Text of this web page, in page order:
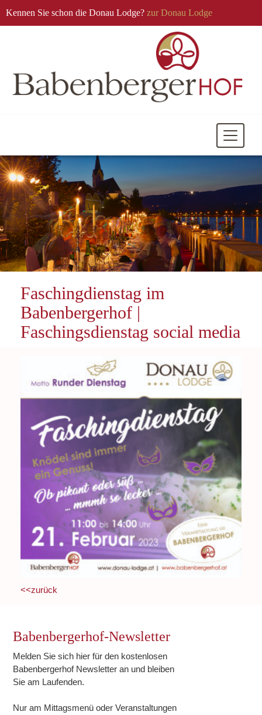
Kennen Sie schon die Donau Lodge? zur Donau Lodge
Mobile
Faschingdienstag im
Babenbergerhof |
Faschingsdienstag social media
<<zurück
Babenbergerhof-Newsletter
Melden Sie sich hier für den kostenlosen
Babenbergerhof Newsletter an und bleiben
Sie am Laufenden.
Nur am Mittagsmenü oder Veranstaltungen